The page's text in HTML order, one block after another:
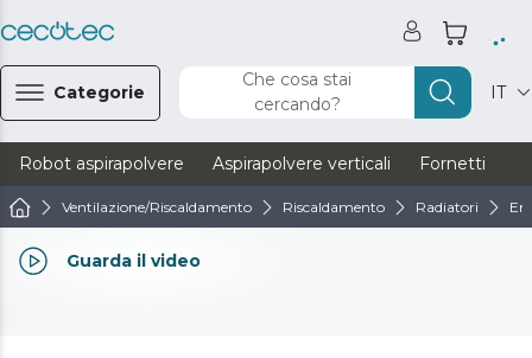
Categorie
Che cosa stai
cercando?
IT
Robot aspirapolvere Aspirapolvere verticali Fornetti
Ventilazione/Riscaldamento Riscaldamento Radiatori
Guarda il video